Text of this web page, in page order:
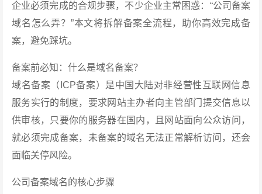
企业必须完成的合规步骤，不少企业主常困惑：“公司备案
域名怎么弄？”本文将拆解备案全流程，助你高效完成备
案，避免踩坑。
备案前必知：什么是域名备案？
域名备案（ICP备案）是中国大陆对非经营性互联网信息
服务实行的制度，要求网站主办者向主管部门提交信息以
供审核，只要你的服务器在国内，且网站面向公众访问，
就必须完成备案，未备案的域名无法正常解析访问，还会
面临关停风险。
公司备案域名的核心步骤